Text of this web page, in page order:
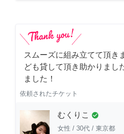
スムーズに組み立てて頂き
ども貸して頂き助かりまし
ました！
依頼されたチケット
むくりこ check_circle
女性 / 30代 / 東京都